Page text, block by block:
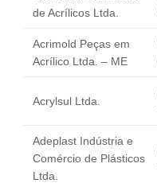
VAGAS
de Acrílicos Ltda.
Acrimold Peças em
Acrílico Ltda. – ME
Acrylsul Ltda.
Adeplast Indústria e
Comércio de Plásticos
Ltda.